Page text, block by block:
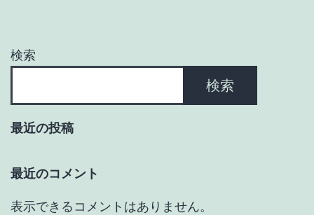
ョ
検索
検索
最近の投稿
最近のコメント
表示できるコメントはありません。